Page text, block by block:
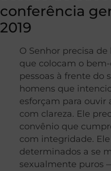
conferência
2019
O Senhor precisa
que colocam o
pessoas à frente do
homens que
esforçam para ouvir
com clareza. Ele
convênio que
com integridade.
determinados a se
sexualmente puros